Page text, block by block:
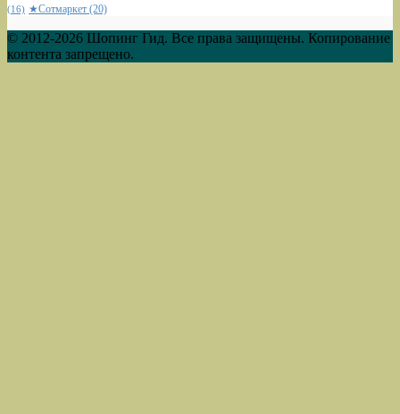
(16) ★Сотмаркет (20)
© 2012-2026 Шопинг Гид. Все права защищены. Копирование
контента запрещено.